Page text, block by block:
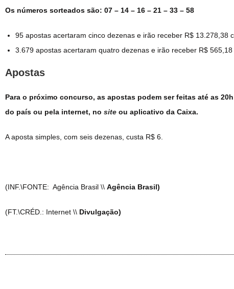
Os números sorteados são: 07 – 14 – 16 – 21 – 33 – 58
95 apostas acertaram cinco dezenas e irão receber R$ 13.278,38
3.679 apostas acertaram quatro dezenas e irão receber R$ 565,18
Apostas
Para o próximo concurso, as apostas podem ser feitas até as
do país ou pela internet, no site ou aplicativo da Caixa.
A aposta simples, com seis dezenas, custa R$ 6.
(INF.\FONTE: Agência Brasil \\ Agência Brasil)
(FT.\CRÉD.: Internet \\ Divulgação)